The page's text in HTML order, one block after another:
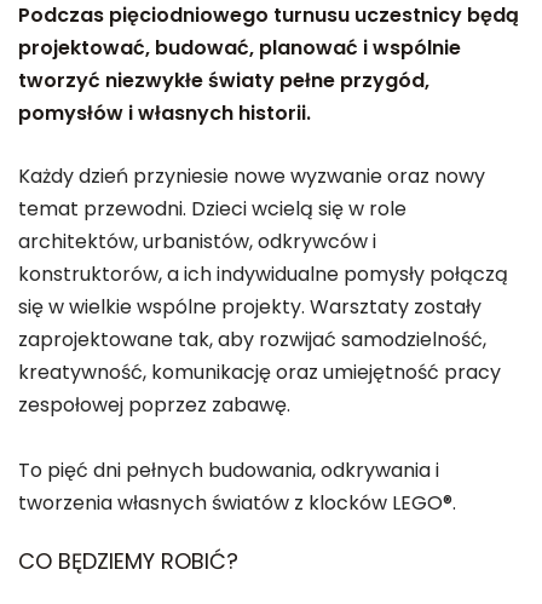
Podczas pięciodniowego turnusu uczestnicy będą
projektować, budować, planować i wspólnie
tworzyć niezwykłe światy pełne przygód,
pomysłów i własnych historii.
Każdy dzień przyniesie nowe wyzwanie oraz nowy
temat przewodni. Dzieci wcielą się w role
architektów, urbanistów, odkrywców i
konstruktorów, a ich indywidualne pomysły połączą
się w wielkie wspólne projekty. Warsztaty zostały
zaprojektowane tak, aby rozwijać samodzielność,
kreatywność, komunikację oraz umiejętność pracy
zespołowej poprzez zabawę.
To pięć dni pełnych budowania, odkrywania i
tworzenia własnych światów z klocków LEGO®.
CO BĘDZIEMY ROBIĆ?